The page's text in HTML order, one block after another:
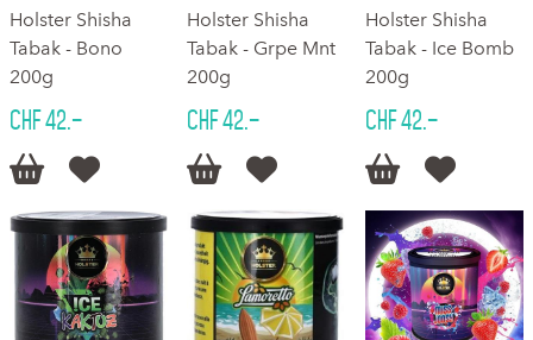
Holster Shisha
Tabak - Bono
200g
CHF 42.–
 
Holster Shisha
Tabak - Grpe Mnt
200g
CHF 42.–
 
Holster Shisha
Tabak - Ice Bomb
200g
CHF 42.–
 